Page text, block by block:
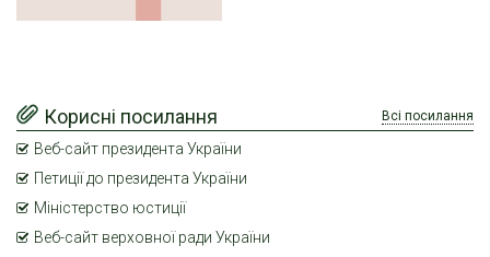
Корисні посилання Всі посилання
Веб-сайт президента України
Петиції до президента України
Міністерство юстиції
Веб-сайт верховної ради України